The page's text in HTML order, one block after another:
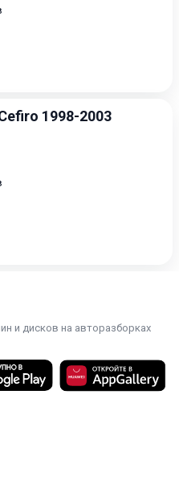
1998-2003
и дисков на авторазборках